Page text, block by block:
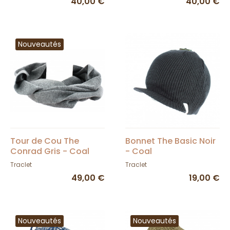
Nouveautés
Tour de Cou The
Conrad Gris - Coal
Traclet
49,00 €
Bonnet The Basic Noir
- Coal
Traclet
19,00 €
Nouveautés Nouveautés